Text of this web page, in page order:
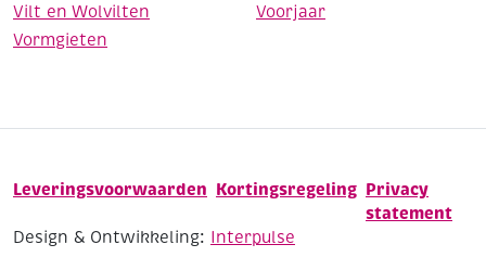
Vilt en Wolvilten
Voorjaar
Vormgieten
Leveringsvoorwaarden Kortingsregeling Privacy
statement
Design & Ontwikkeling: Interpulse